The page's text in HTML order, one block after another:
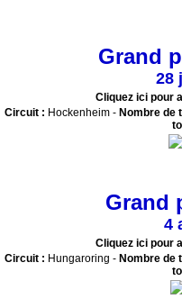
Grand
28
Cliquez ici pour
Circuit : Hockenheim - Nombre de
Grand
4
Cliquez ici pour
Circuit : Hungaroring - Nombre de